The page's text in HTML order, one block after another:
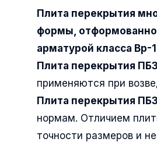
Плита перекрытия
формы,
арматурой класса Вр-
Плита перекрытия
применяются при
Плита перекрытия
нормам. Отличием
точности размеров и